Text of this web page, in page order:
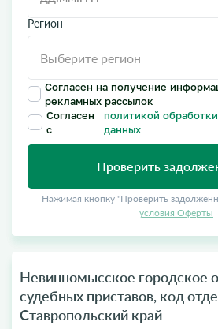
Регион
Согласен на получение
рекламных рассылок
Согласен
с
политикой
данных
Проверить
Нажимая кнопку "Проверить
условия Оферты
Невинномысское городское
судебных приставов, код
Ставропольский край